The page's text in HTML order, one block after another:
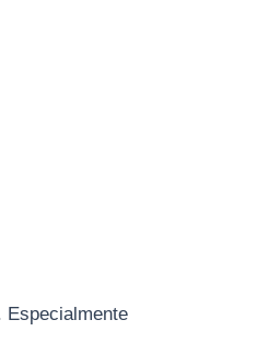
Especialmente